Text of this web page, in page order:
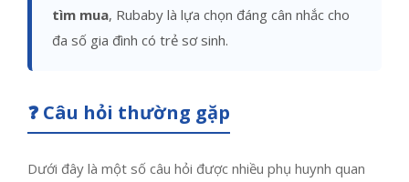
tìm mua, Rubaby là lựa chọn đáng cân nhắc cho
đa số gia đình có trẻ sơ sinh.
❓ Câu hỏi thường gặp
Dưới đây là một số câu hỏi được nhiều phụ huynh quan